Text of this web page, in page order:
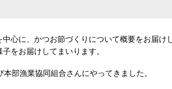
心に、かつお節づくりについて概要をお届け
をお届けしてまいります。
部漁業協同組合さんにやってきました。